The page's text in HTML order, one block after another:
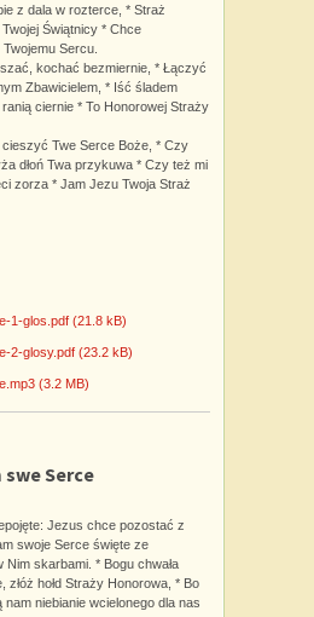
z dala w rozterce, * Straż
Świątnicy * Chce
Sercu.
kochać bezmiernie, * Łączyć
Zbawicielem, * Iść śladem
ciernie * To Honorowej Straży
cieszyć Twe Serce Boże, * Czy
dłoń Twa przykuwa * Czy też mi
zorza * Jam Jezu Twoja Straż
1-glos.pdf (21.8 kB)
2-glosy.pdf (23.2 kB)
(3.2 MB)
swe Serce
Jezus chce pozostać z
swoje Serce święte ze
Nim skarbami. * Bogu chwała
złóż hołd Straży Honorowa, * Bo
niebianie wcielonego dla nas